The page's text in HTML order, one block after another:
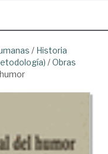
/ Historia
/Obras